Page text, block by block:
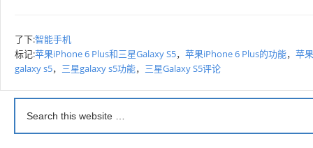
了下:智能手机
标记:苹果iPhone 6 Plus和三星Galaxy S5， 苹果iPhone 6 Plus的功能， 苹
galaxy s5， 三星galaxy s5功能， 三星Galaxy S5评论